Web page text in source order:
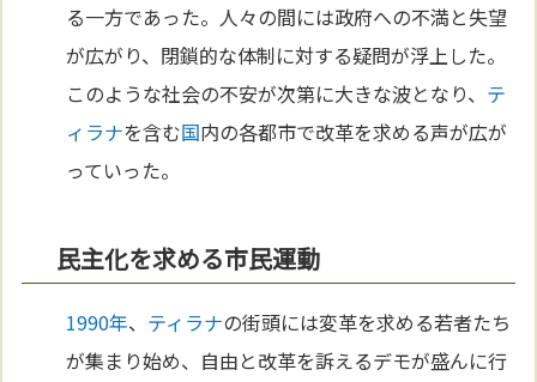
る一方であった。人々の間には政府への不満と失望
が広がり、閉鎖的な体制に対する疑問が浮上した。
このような社会の不安が次第に大きな波となり、 テ
ィラナを含む国内の各都市で改革を求める声が広が
っていった。
民主化を求める市民運動
1990年、 ティラナの街頭には変革を求める若者たち
が集まり始め、自由と改革を訴えるデモが盛んに行